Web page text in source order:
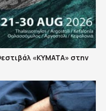
«ΚΥΜΑΤΑ» στην